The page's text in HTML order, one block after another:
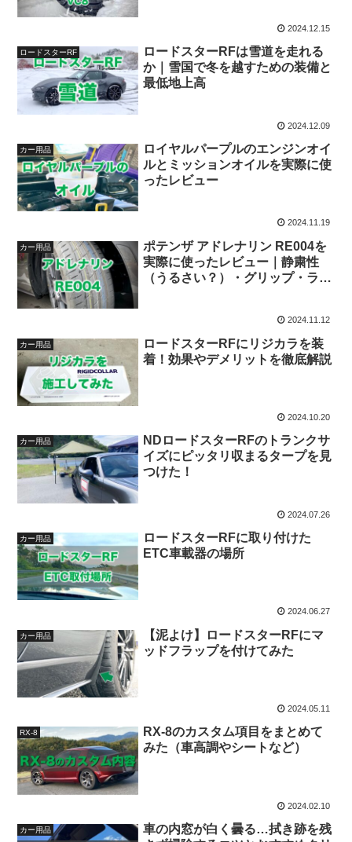
2024.12.15
ロードスターRF
ロードスターRFは雪道を走れる
か｜雪国で冬を越すための装備と
最低地上高
2024.12.09
カー用品
ロイヤルパープルのエンジンオイ
ルとミッションオイルを実際に使
ったレビュー
2024.11.19
カー用品
ポテンザ アドレナリン RE004を
実際に使ったレビュー｜静粛性
（うるさい？）・グリップ・ライ
2024.11.12
カー用品
ロードスターRFにリジカラを装
着！効果やデメリットを徹底解説
2024.10.20
カー用品
NDロードスターRFのトランクサ
イズにピッタリ収まるタープを見
つけた！
2024.07.26
カー用品
ロードスターRFに取り付けた
ETC車載器の場所
2024.06.27
カー用品
【泥よけ】ロードスターRFにマ
ッドフラップを付けてみた
2024.05.11
RX-8
RX-8のカスタム項目をまとめて
みた（車高調やシートなど）
2024.02.10
カー用品
車の内窓が白く曇る…拭き跡を残